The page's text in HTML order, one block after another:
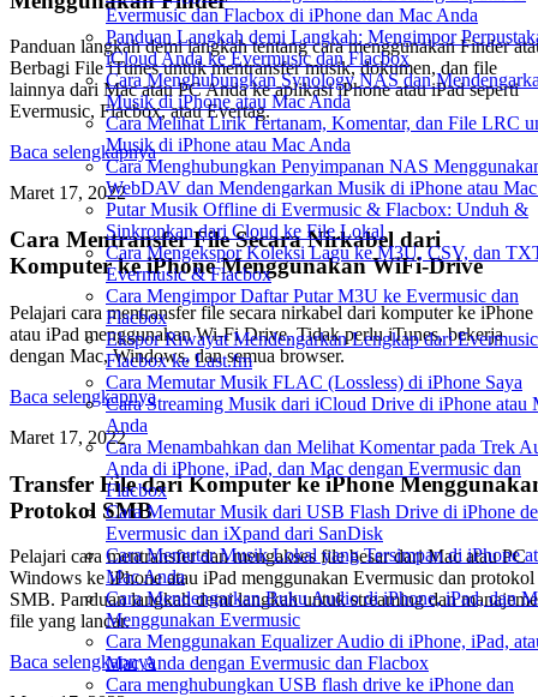
Evermusic dan Flacbox di iPhone dan Mac Anda
Panduan Langkah demi Langkah: Mengimpor
iCloud Anda ke Evermusic dan Flacbox
Cara Menghubungkan Synology NAS dan
Musik di iPhone atau Mac Anda
Cara Melihat Lirik Tertanam, Komentar, dan File LRC
Musik di iPhone atau Mac Anda
Cara Menghubungkan Penyimpanan NAS
WebDAV dan Mendengarkan Musik di iPhone atau
Putar Musik Offline di Evermusic & Flacbox: Unduh &
Sinkronkan dari Cloud ke File Lokal
Cara Mengekspor Koleksi Lagu ke M3U, CSV, dan
Evermusic & Flacbox
Cara Mengimpor Daftar Putar M3U ke Evermusic dan
Flacbox
Ekspor Riwayat Mendengarkan Lengkap dari
Flacbox ke Last.fm
Cara Memutar Musik FLAC (Lossless) di iPhone Saya
Cara Streaming Musik dari iCloud Drive di iPhone atau
Anda
Cara Menambahkan dan Melihat Komentar pada Trek
Anda di iPhone, iPad, dan Mac dengan Evermusic dan
Flacbox
Cara Memutar Musik dari USB Flash Drive di iPhone
Evermusic dan iXpand dari SanDisk
Cara Memutar Musik Lokal yang Tersimpan di iPhone
Mac Anda
Cara Mendengarkan Buku Audio di iPhone, iPad, dan
Menggunakan Evermusic
Cara Menggunakan Equalizer Audio di iPhone, iPad,
Mac Anda dengan Evermusic dan Flacbox
Cara menghubungkan USB flash drive ke iPhone dan
Panduan langkah demi langkah tentang cara menggunakan Finder
Berbagi File iTunes untuk mentransfer musik, dokumen, dan file
lainnya dari Mac atau PC Anda ke aplikasi iPhone atau iPad seperti
Evermusic, Flacbox, atau Evertag.
Baca selengkapnya
Maret 17, 2022
Cara Mentransfer File Secara Nirkabel dari
Komputer ke iPhone Menggunakan WiFi-Drive
Pelajari cara mentransfer file secara nirkabel dari komputer ke iPhone
atau iPad menggunakan Wi-Fi Drive. Tidak perlu iTunes, bekerja
dengan Mac, Windows, dan semua browser.
Baca selengkapnya
Maret 17, 2022
Transfer File dari Komputer ke iPhone
Protokol SMB
Pelajari cara mentransfer dan mengakses file besar dari Mac atau PC
Windows ke iPhone atau iPad menggunakan Evermusic dan protokol
SMB. Panduan langkah demi langkah untuk streaming dan
file yang lancar.
Baca selengkapnya